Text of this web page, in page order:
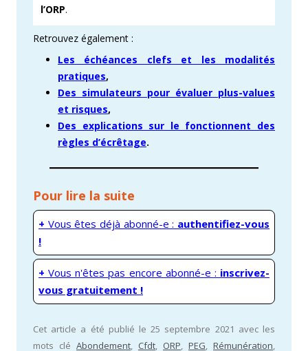
l’ORP.
Retrouvez également :
Les échéances clefs et les modalités
pratiques,
Des simulateurs pour évaluer plus-values
et risques,
Des explications sur le fonctionnent des
règles d’écrêtage.
Pour lire la suite
+ Vous êtes déjà abonné-e : authentifiez-vous
!
+ Vous n'êtes pas encore abonné-e : inscrivez-
vous gratuitement !
Cet article a été publié le 25 septembre 2021 avec les
mots clé Abondement, Cfdt, ORP, PEG, Rémunération,